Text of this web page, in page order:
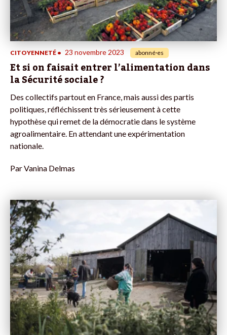
CITOYENNETÉ • 23 novembre 2023 abonné·es
Et si on faisait entrer l’alimentation dans
la Sécurité sociale ?
Des collectifs partout en France, mais aussi des partis
politiques, réfléchissent très sérieusement à cette
hypothèse qui remet de la démocratie dans le système
agroalimentaire. En attendant une expérimentation
nationale.
ParVanina Delmas